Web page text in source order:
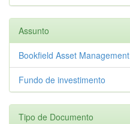
Assunto
Bookfield Asset Management
Fundo de investimento
Tipo de Documento